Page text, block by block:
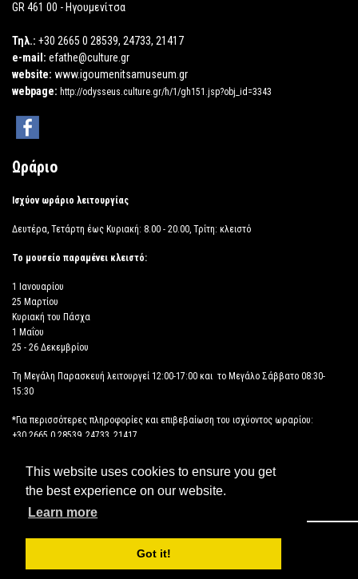
This website uses cookies to ensure you get
the best experience on our website.
Learn more
Got it!
GR 461 00 - Ηγουμενίτσα
Τηλ.: +30 2665 0 28539, 24733, 21417
e-mail: efathe@culture.gr
website: www.igoumenitsamuseum.gr
webpage: http://odysseus.culture.gr/h/1/gh151.jsp?obj_id=3343
Ωράριο
Ισχύον ωράριο λειτουργίας
Δευτέρα, Τετάρτη έως Κυριακή: 8.00 - 20.00, Τρίτη: κλειστό
Το μουσείο παραμένει κλειστό:
1 Ιανουαρίου
25 Μαρτίου
Κυριακή του Πάσχα
1 Μαΐου
25 - 26 Δεκεμβρίου
Τη Μεγάλη Παρασκευή λειτουργεί 12:00-17:00 και το Μεγάλο Σάββατο 08:30-
15:30
*Για περισσότερες πληροφορίες και επιβεβαίωση του ισχύοντος ωραρίου:
+30 2665 0 28539, 24733, 21417
ΔΗΛΩΣΗ ΠΡΟΣΒΑΣΙΜΟΤΗΤΑΣ
Copyright © 2026 ΑΡΧΑΙΟΛΟΓΙΚΟ ΜΟΥΣΕΙΟ ΗΓΟΥΜΕΝΙΤΣΑΣ